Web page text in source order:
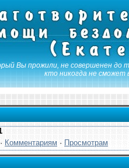
Вы прожили, не совершенен до
кто никогда не
· Комментариям · Просмотрам